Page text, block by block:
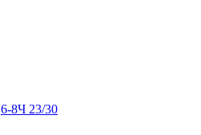
6-8Ч 23/30